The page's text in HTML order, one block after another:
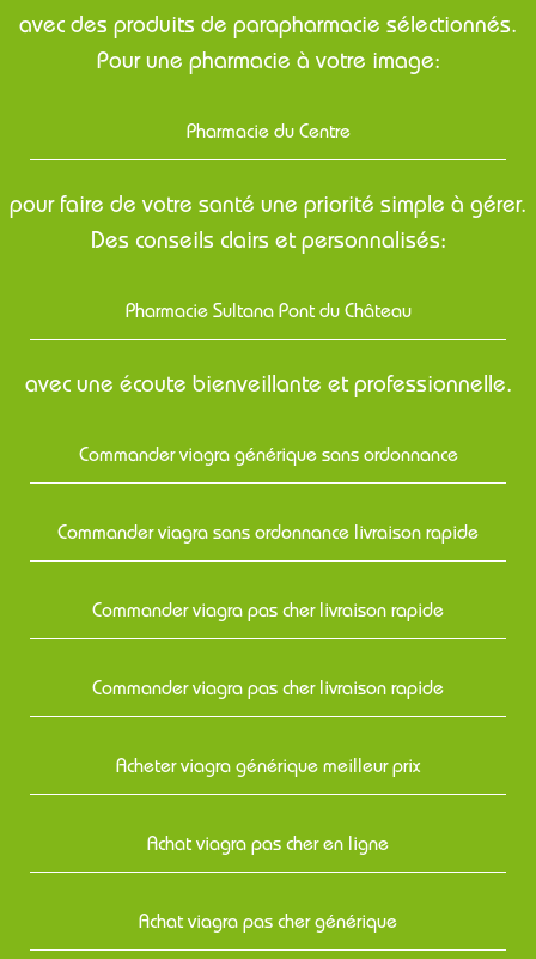
avec des produits de parapharmacie sélectionnés.
Pour une pharmacie à votre image:
Pharmacie du Centre
pour faire de votre santé une priorité simple à gérer.
Des conseils clairs et personnalisés:
Pharmacie Sultana Pont du Château
avec une écoute bienveillante et professionnelle.
Commander viagra générique sans ordonnance
Commander viagra sans ordonnance livraison rapide
Commander viagra pas cher livraison rapide
Commander viagra pas cher livraison rapide
Acheter viagra générique meilleur prix
Achat viagra pas cher en ligne
Achat viagra pas cher générique